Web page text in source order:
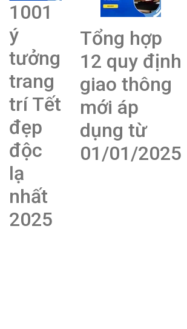
1001
ý
tưởng
trang
trí Tết
đẹp
độc
lạ
nhất
2025
Tổng hợp
12 quy định
giao thông
mới áp
dụng từ
01/01/2025